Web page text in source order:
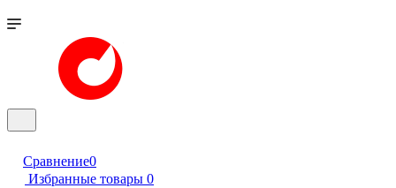
Сравнение0
Избранные товары 0